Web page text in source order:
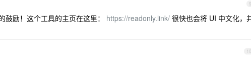
9
鼓励！这个工具的主页在这里： https://readonly.link/ 很快也会将 UI 中文化，
10